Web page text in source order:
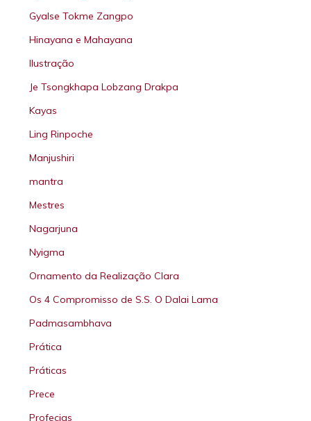
Gyalse Tokme Zangpo
Hinayana e Mahayana
Ilustração
Je Tsongkhapa Lobzang Drakpa
Kayas
Ling Rinpoche
Manjushiri
mantra
Mestres
Nagarjuna
Nyigma
Ornamento da Realização Clara
Os 4 Compromisso de S.S. O Dalai Lama
Padmasambhava
Prática
Práticas
Prece
Profecias